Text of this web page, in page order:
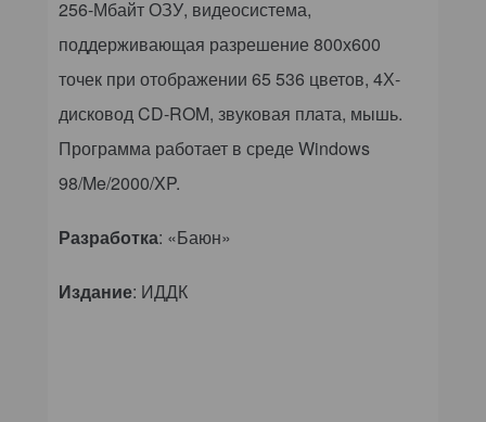
256-Мбайт ОЗУ, видеосистема,
поддерживающая разрешение 800х600
точек при отображении 65 536 цветов, 4Х-
дисковод CD-ROM, звуковая плата, мышь.
Программа работает в среде Windows
98/Me/2000/XP.
Разработка: «Баюн»
Издание: ИДДК